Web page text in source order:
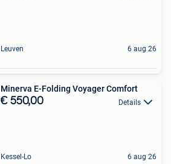
Leuven 6 aug 26
Minerva E-Folding Voyager Comfort
€ 550,00 Details
Kessel-Lo 6 aug 26